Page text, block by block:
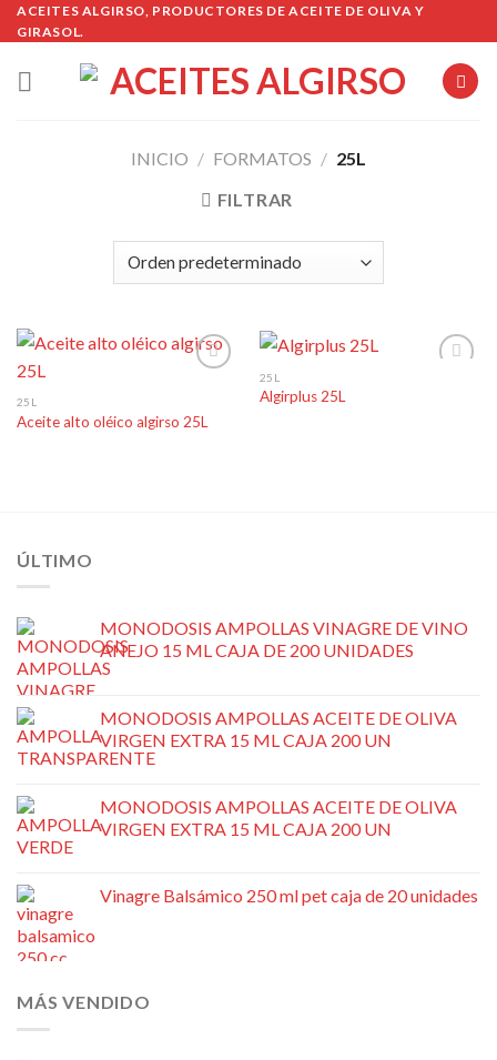
Skip
to
content
ACEITES ALGIRSO, PRODUCTORES DE ACEITE DE OLIVA Y
GIRASOL.
INICIO / FORMATOS / 25L
FILTRAR
Añadir
25L
Aceite alto oléico algirso 25L
25L
Algirplus 25L
ÚLTIMO
MONODOSIS AMPOLLAS VINAGRE DE VINO
AÑEJO 15 ML CAJA DE 200 UNIDADES
MONODOSIS AMPOLLAS ACEITE DE OLIVA
VIRGEN EXTRA 15 ML CAJA 200 UN
MONODOSIS AMPOLLAS ACEITE DE OLIVA
VIRGEN EXTRA 15 ML CAJA 200 UN
Vinagre Balsámico 250 ml pet caja de 20 unidades
MÁS VENDIDO